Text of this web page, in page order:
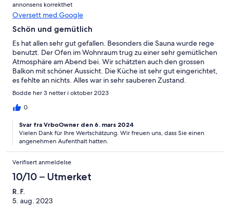
annonsens korrekthet
Oversett med Google
Schön und gemütlich
Es hat allen sehr gut gefallen. Besonders die Sauna wurde rege
benutzt. Der Ofen im Wohnraum trug zu einer sehr gemütlichen
Atmosphäre am Abend bei. Wir schätzten auch den grossen
Balkon mit schöner Aussicht. Die Küche ist sehr gut eingerichtet,
es fehlte an nichts. Alles war in sehr sauberen Zustand.
Bodde her 3 netter i oktober 2023
0
Svar fra VrboOwner den 6. mars 2024
Vielen Dank für Ihre Wertschätzung. Wir freuen uns, dass Sie einen
angenehmen Aufenthalt hatten.
Verifisert anmeldelse
10/10 – Utmerket
R. F.
5. aug. 2023